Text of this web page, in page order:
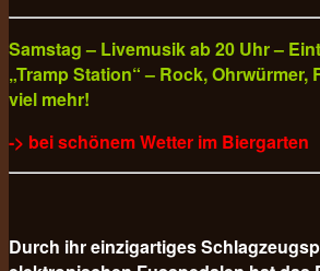
Samstag – Livemusik ab 20 Uhr –
„Tramp Station“ – Rock,
viel mehr!
-> bei schönem Wetter im Biergarten
Durch ihr einzigartiges